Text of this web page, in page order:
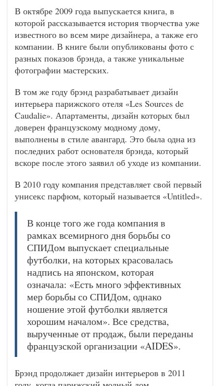
В октябре 2009 года выпускается книга, в
которой рассказывается история творчества уже
известного во всем мире дизайнера, а также его
компании. В книге были опубликованы фото с
разных показов брэнда, а также уникальные
фотографии мастерских.
В том же году брэнд разрабатывает дизайн
интерьера парижского отеля «Les Sources de
Caudalie». Апартаменты, дизайн которых был
доверен французскому модному дому,
выполнены в стиле авангард. Это была одна из
последних работ основателя брэнда, который
вскоре после этого заявил об уходе из компании.
В 2010 году компания представляет свой первый
унисекс парфюм, который называется «Untitled».
В конце того же года компания в
рамках всемирного дня борьбы со
СПИДом выпускает специальные
футболки, на которых красовалась
надпись на японском, которая
означала: «Есть много эффективных
мер борьбы со СПИДом, однако
ношение этой футболки является
хорошим началом». Все средства,
вырученные от продаж, были переданы
французской организации «AIDES».
Брэнд продолжает дизайн интерьеров в 2011